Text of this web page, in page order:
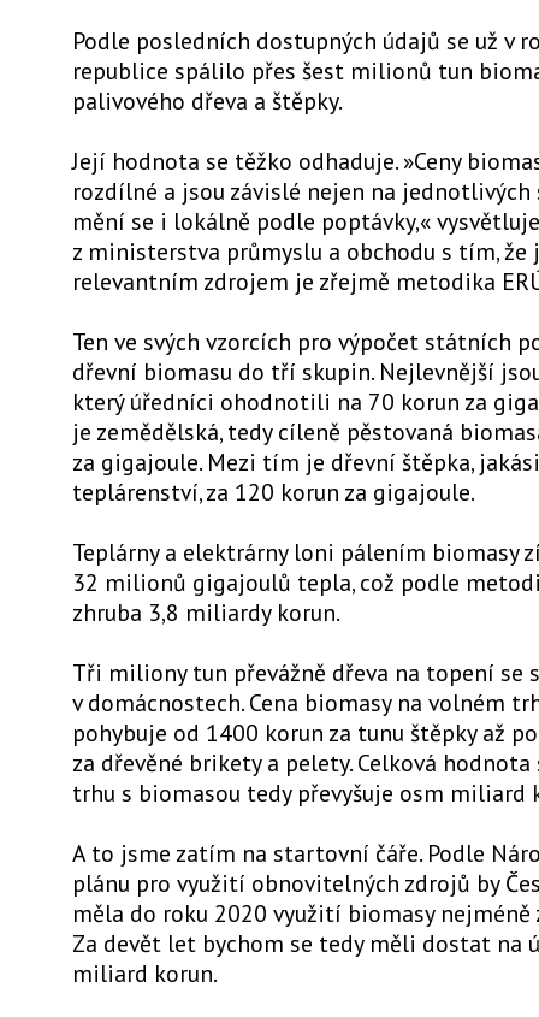
Podle posledních dostupných údajů se už v
republice spálilo přes šest milionů tun
palivového dřeva a štěpky.
Její hodnota se těžko odhaduje. »Ceny
rozdílné a jsou závislé nejen na jednotlivých
mění se i lokálně podle poptávky,«
z ministerstva průmyslu a obchodu s tím, že
relevantním zdrojem je zřejmě metodika
Ten ve svých vzorcích pro výpočet státních
dřevní biomasu do tří skupin. Nejlevnější
který úředníci ohodnotili na 70 korun za
je zemědělská, tedy cíleně pěstovaná
za gigajoule. Mezi tím je dřevní štěpka,
teplárenství, za 120 korun za gigajoule.
Teplárny a elektrárny loni pálením biomasy
32 milionů gigajoulů tepla, což podle
zhruba 3,8 miliardy korun.
Tři miliony tun převážně dřeva na topení se
v domácnostech. Cena biomasy na volném
pohybuje od 1400 korun za tunu štěpky až
za dřevěné brikety a pelety. Celková hodnota
trhu s biomasou tedy převyšuje osm miliard
A to jsme zatím na startovní čáře. Podle
plánu pro využití obnovitelných zdrojů by
měla do roku 2020 využití biomasy nejméně
Za devět let bychom se tedy měli dostat na
miliard korun.